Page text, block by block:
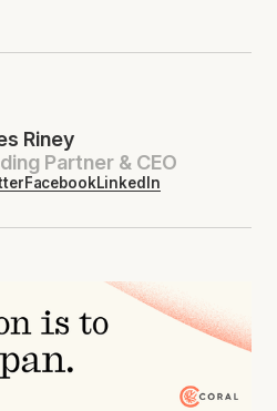
Riney
Partner & CEO
FacebookLinkedIn